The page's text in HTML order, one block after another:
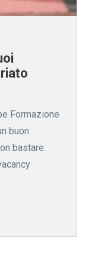
Formazione
buon
bastare.